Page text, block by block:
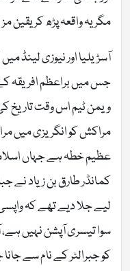
مگر یہ واقعہ پڑھ کر یقین
آسڑیلیا اور نیوزی لینڈ
جس میں براعظم افریقہ
ویمن ٹیم اس وقت تاریخ
مراکش کو انگریزی میں
عظیم خطہ ہے جہاں
کمانڈر طارق بن زیاد نے
لیے جلا دیے تھے کہ
سوا تیسری آپشن نہیں
کو جبرالٹر کے نام سے